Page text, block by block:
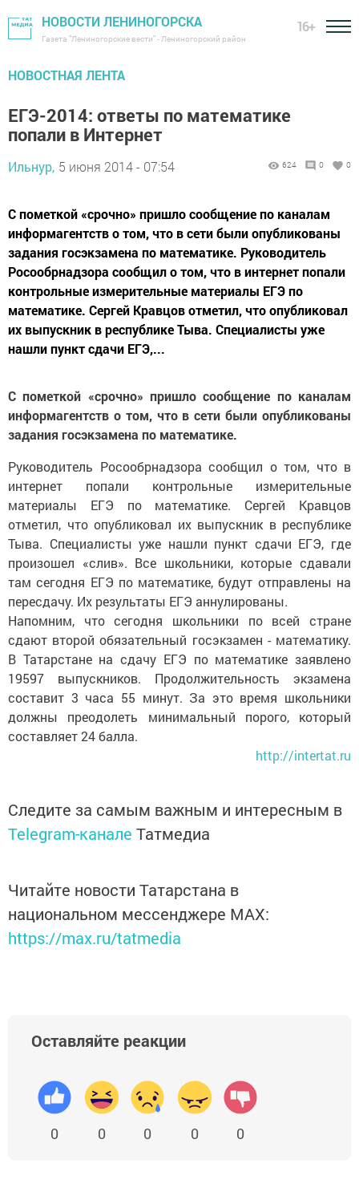
НОВОСТИ ЛЕНИНОГОРСКА
Газета "Лениногорские вести" - Лениногорский район
16+
НОВОСТНАЯ ЛЕНТА
ЕГЭ-2014: ответы по математике
попали в Интернет
Ильнур, 5 июня 2014 - 07:54 624 0 0
С пометкой «срочно» пришло сообщение по каналам
информагентств о том, что в сети были опубликованы
задания госэкзамена по математике. Руководитель
Росообрнадзора сообщил о том, что в интернет попали
контрольные измерительные материалы ЕГЭ по
математике. Сергей Кравцов отметил, что опубликовал
их выпускник в республике Тыва. Специалисты уже
нашли пункт сдачи ЕГЭ,...
С пометкой «срочно» пришло сообщение по каналам
информагентств о том, что в сети были опубликованы
задания госэкзамена по математике.
Руководитель Росообрнадзора сообщил о том, что в
интернет попали контрольные измерительные
материалы ЕГЭ по математике. Сергей Кравцов
отметил, что опубликовал их выпускник в республике
Тыва. Специалисты уже нашли пункт сдачи ЕГЭ, где
произошел «слив». Все школьники, которые сдавали
там сегодня ЕГЭ по математике, будут отправлены на
пересдачу. Их результаты ЕГЭ аннулированы.
Напомним, что сегодня школьники по всей стране
сдают второй обязательный госэкзамен - математику.
В Татарстане на сдачу ЕГЭ по математике заявлено
19597 выпускников. Продолжительность экзамена
составит 3 часа 55 минут. За это время школьники
должны преодолеть минимальный порого, который
составляет 24 балла.
http://intertat.ru
Следите за самым важным и интересным в
Telegram-канале Татмедиа
Читайте новости Татарстана в
национальном мессенджере MАХ:
https://max.ru/tatmedia
Оставляйте реакции
0 0 0 0 0